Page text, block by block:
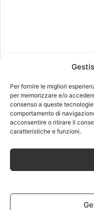
Per fornire le migliori
per memorizzare e/o
consenso a queste
comportamento di
acconsentire o ritirare il
caratteristiche e funzioni.
Recenti